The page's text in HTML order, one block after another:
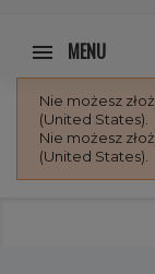
MENU
Nie możesz
(United States).
Nie możesz
(United States).